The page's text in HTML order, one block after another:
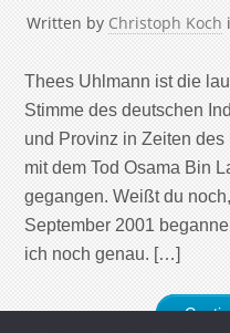
Written by Christoph Koch
Thees Uhlmann ist die
Stimme des deutschen
und Provinz in Zeiten
mit dem Tod Osama Bin
gegangen. Weißt du
September 2001
ich noch genau. […]